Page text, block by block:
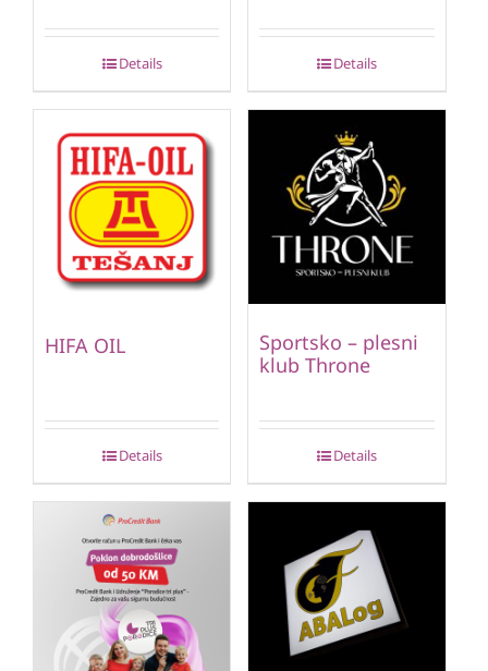
Details Details
HIFA OIL
Details
Sportsko – plesni
klub Throne
Details